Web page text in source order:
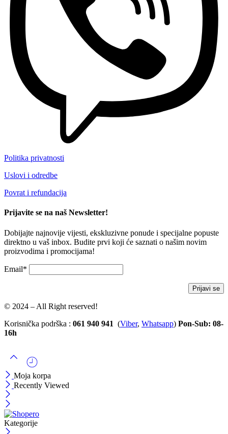
Politika privatnosti
Uslovi i odredbe
Povrat i refundacija
Prijavite se na naš Newsletter!
Dobijajte najnovije vijesti, ekskluzivne ponude i specijalne popuste
direktno u vaš inbox. Budite prvi koji će saznati o našim novim
proizvodima i promocijama!
Email*
© 2024 – All Right reserved!
Korisnička podrška : 061 940 941 (Viber, Whatsapp) Pon-Sub: 08-
16h
Moja korpa
Recently Viewed
Kategorije